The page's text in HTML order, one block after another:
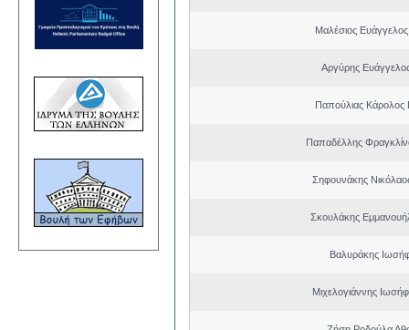
Μαλέσιος
Αργύρης
Παπούλιας Κάρολος
Παπαδέλλης
Σηφουνάκης
Σκουλάκης
Βαλυράκης
Μιχελογιάννης